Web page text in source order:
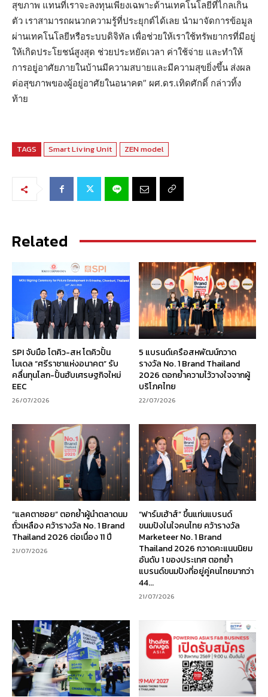
สุขภาพ แทนที่เราจะลงทุนเพียงเฉพาะด้านเทคโนโลยีที่ไกลเกิน
ตัว เราสามารถผนวกความรู้ที่ประยุกต์ได้เลย นำมาจัดการข้อมูล
ผ่านเทคโนโลยีหรือระบบดิจิทัล เพื่อช่วยให้เราใช้ทรัพยากรที่มีอยู่
ให้เกิดประโยชน์สูงสุด ช่วยประหยัดเวลา ค่าใช้จ่าย และทำให้
การอยู่อาศัยภายในบ้านมีความสบายและมีความสุขยิ่งขึ้น ส่งผล
ต่อสุขภาพของผู้อยู่อาศัยในอนาคต” ผศ.ดร.เทิดศักดิ์ กล่าวทิ้ง
ท้าย
TAGS Smart Living Unit ZEN model
Related
SPI จับมือ โตคิว-สห โตคิวปั้น
โมเดล “ศรีราชาแห่งอนาคต” รับ
คลื่นทุนโลก-ปั้นฮับเศรษฐกิจใหม่
EEC
26/07/2026
5 แบรนด์เครือสหพัฒน์กวาด
รางวัล No. 1 Brand Thailand
2026 ตอกย้ำความไว้วางใจจากผู้
บริโภคไทย
22/07/2026
“แลคตาซอย” ตอกย้ำผู้นำตลาดนม
ถั่วเหลือง คว้ารางวัล No. 1 Brand
Thailand 2026 ต่อเนื่อง 11 ปี
21/07/2026
“ฟาร์มเฮ้าส์” ขึ้นแท่นแบรนด์
ขนมปังในใจคนไทย คว้ารางวัล
Marketeer No. 1 Brand
Thailand 2026 กวาดคะแนนนิยม
อันดับ 1 ของประเทศ ตอกย้ำ
แบรนด์ขนมปังที่อยู่คู่คนไทยมากว่า
44...
21/07/2026